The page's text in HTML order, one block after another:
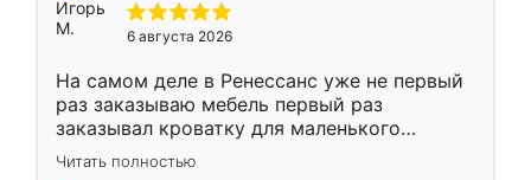
6 августа 2026
На самом деле в Ренессанс уже не первый
раз заказываю мебель первый раз
заказывал кроватку для маленького
ребёнка при его рождении ,во второй раз
заказал шкаф-купе. По качеству очень
Читать полностью